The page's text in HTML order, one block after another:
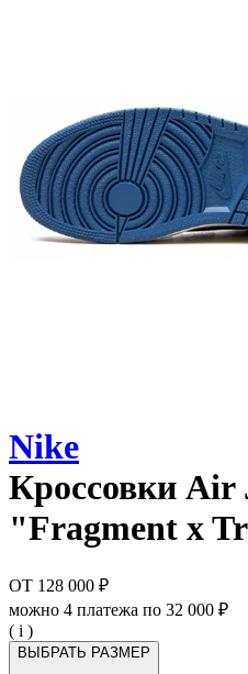
Nike
Кроссовки Air
"Fragment x
ОТ 128 000 ₽
можно 4 платежа по 32 000 ₽
( i )
ВЫБРАТЬ РАЗМЕР